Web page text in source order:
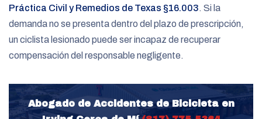
Práctica Civil y Remedios de Texas §16.003. Si la
demanda no se presenta dentro del plazo de prescripción,
un ciclista lesionado puede ser incapaz de recuperar
compensación del responsable negligente.
Abogado de Accidentes de Bicicleta en